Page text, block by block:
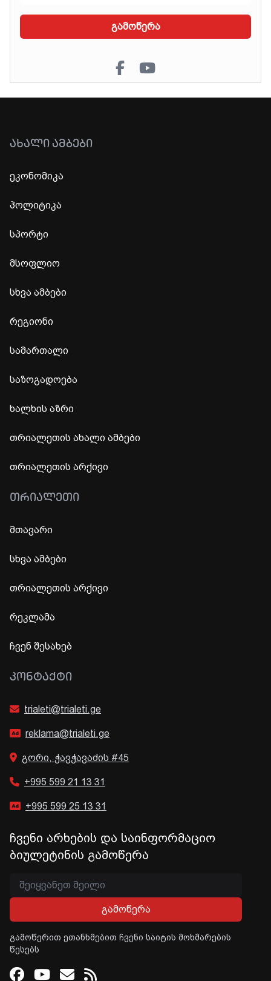
გამოწერა
ᲐᲮᲐᲚᲘ ᲐᲛᲑᲔᲑᲘ
ეკონომიკა
პოლიტიკა
სპორტი
მსოფლიო
სხვა ამბები
რეგიონი
სამართალი
საზოგადოება
ხალხის აზრი
თრიალეთის ახალი ამბები
თრიალეთის არქივი
ᲗᲠᲘᲐᲚᲔᲗᲘ
მთავარი
სხვა ამბები
თრიალეთის არქივი
რეკლამა
ჩვენ შესახებ
ᲙᲝᲜᲢᲐᲥᲢᲘ
trialeti@trialeti.ge
reklama@trialeti.ge
გორი, ჭავჭავაძის #45
+995 599 21 13 31
+995 599 25 13 31
ჩვენი არხების და საინფორმაციო
ბიულეტინის გამოწერა
გამოწერა
გამოწერით ეთანხმებით ჩვენი საიტის მოხმარების
წესებს
Facebook
Youtube
Email
RSS